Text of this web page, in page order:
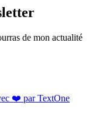
de mon actualité
❤️ par TextOne